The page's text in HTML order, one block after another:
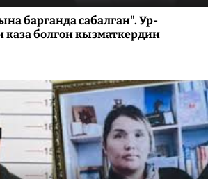
барганда сабалган". Ур-
каза болгон кызматкердин